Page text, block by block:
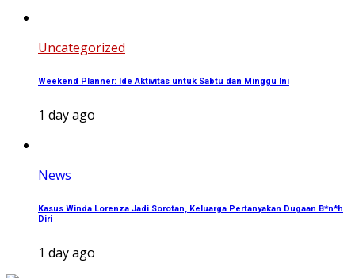
Uncategorized
Weekend Planner: Ide Aktivitas untuk Sabtu dan Minggu Ini
1 day ago
News
Kasus Winda Lorenza Jadi Sorotan, Keluarga Pertanyakan Dugaan B*n*h
Diri
1 day ago